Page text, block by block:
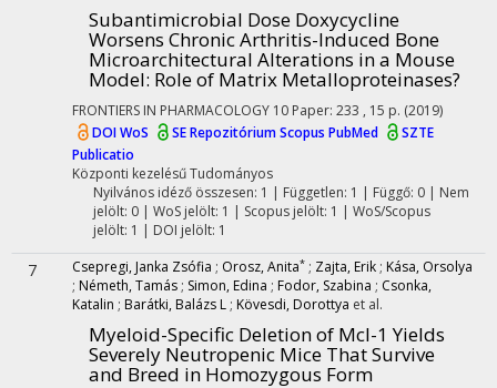
Subantimicrobial Dose Doxycycline
Worsens Chronic Arthritis-Induced Bone
Microarchitectural Alterations in a Mouse
Model: Role of Matrix Metalloproteinases?
FRONTIERS IN PHARMACOLOGY 10 Paper: 233 , 15 p. (2019)
DOIWoS SE RepozitóriumScopus PubMed
SZTE
Publicatio
Központi kezelésűTudományos
Nyilvános idéző összesen: 1 | Független: 1 | Függő: 0 | Nem
jelölt: 0 | WoS jelölt: 1 | Scopus jelölt: 1 | WoS/Scopus
jelölt: 1 | DOI jelölt: 1
7 Csepregi, Janka Zsófia ; Orosz, Anita* ; Zajta, Erik ; Kása, Orsolya
; Németh, Tamás ; Simon, Edina ; Fodor, Szabina ; Csonka,
Katalin ; Barátki, Balázs L ; Kövesdi, Dorottya et al.
Myeloid-Specific Deletion of Mcl-1 Yields
Severely Neutropenic Mice That Survive
and Breed in Homozygous Form